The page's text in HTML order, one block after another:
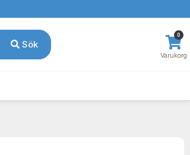
Sök
Varukorg
0